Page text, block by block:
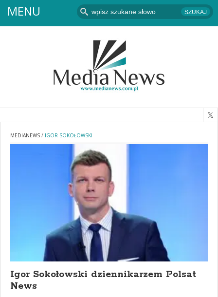
MENU
MEDIANEWS / IGOR SOKOŁOWSKI
Igor Sokołowski dziennikarzem Polsat
News